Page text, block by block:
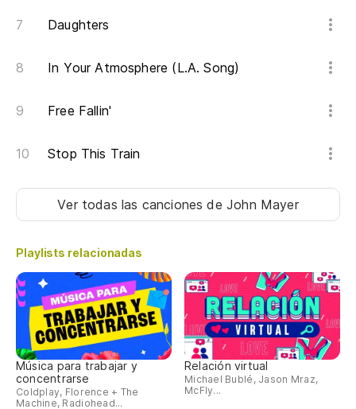
Daughters
In Your Atmosphere (L.A. Song)
Free Fallin'
Stop This Train
Ver todas las cancionesde John Mayer
Playlists relacionadas
Música para trabajar y
concentrarse
Coldplay, Florence + The
Machine, Radiohead...
Relación virtual
Michael Bublé, Jason Mraz,
McFly...